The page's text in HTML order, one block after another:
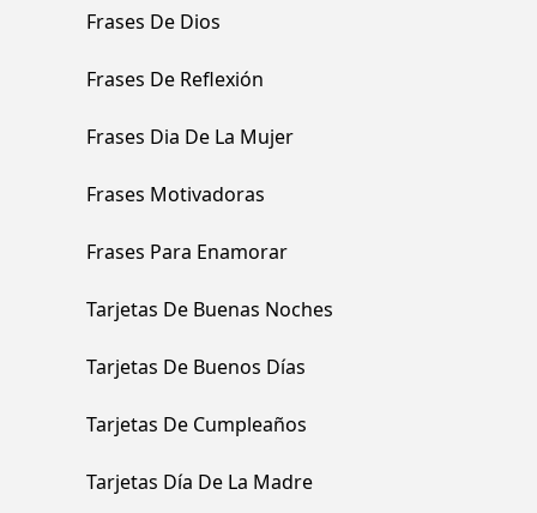
Frases De Dios
Frases De Reflexión
Frases Dia De La Mujer
Frases Motivadoras
Frases Para Enamorar
Tarjetas De Buenas Noches
Tarjetas De Buenos Días
Tarjetas De Cumpleaños
Tarjetas Día De La Madre